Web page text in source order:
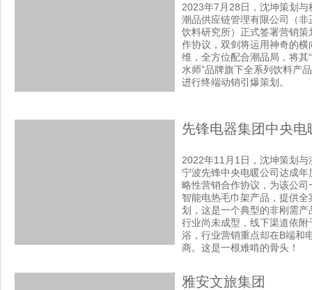
2023年7月28日，沈坤策划与
潮品供应链管理有限公司（非
饮料研究所）正式签署营销策
作协议，双剑将运用神奇的横
维，全方位配合潮品局，将其
水师”品牌旗下全系列饮料产
进行终端动销引爆策划。
先锋电器集团中央电
2022年11月1日，沈坤策划与
宁波先锋中央电暖公司达成年
略性营销合作协议，为该公司
智能电热毛巾架产品，提供全
划，这是一个典型的非刚需产
行业尚未成型，线下渠道依附
浴，行业营销重点却在B端和
商。这是一根难啃的骨头！
雅安文旅集团